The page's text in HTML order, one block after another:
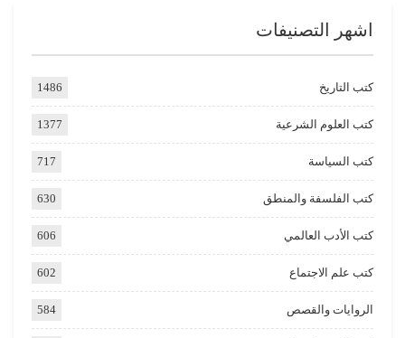
اشهر التصنيفات
كتب التاريخ 1486
كتب العلوم الشرعية 1377
كتب السياسة 717
كتب الفلسفة والمنطق 630
كتب الأدب العالمي 606
كتب علم الاجتماع 602
الروايات والقصص 584